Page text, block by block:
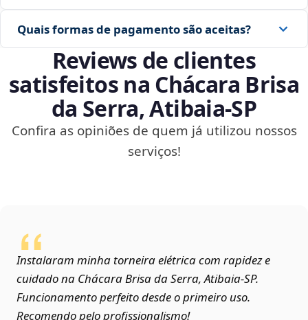
Quais formas de pagamento são aceitas?
Reviews de clientes
satisfeitos na Chácara Brisa
da Serra, Atibaia‑SP
Confira as opiniões de quem já utilizou nossos
serviços!
Instalaram minha torneira elétrica com rapidez e
cuidado na Chácara Brisa da Serra, Atibaia‑SP.
Funcionamento perfeito desde o primeiro uso.
Recomendo pelo profissionalismo!